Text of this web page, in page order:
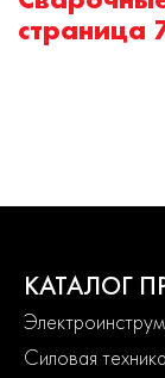
страница
КАТАЛОГ
Силовая техника